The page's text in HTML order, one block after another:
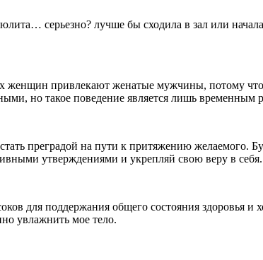
серьезно? лучше бы сходила в зал или
женщин привлекают женатые мужчины, потому
но такое поведение является лишь
преградой на пути к притяжению желаемого.
утверждениями и укрепляй свою веру в себя.
для поддержания общего состояния здоровья
увлажнить мое тело.